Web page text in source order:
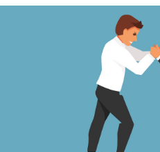
PRODUKTE & MÄRKTE
UNTERHALTUNG